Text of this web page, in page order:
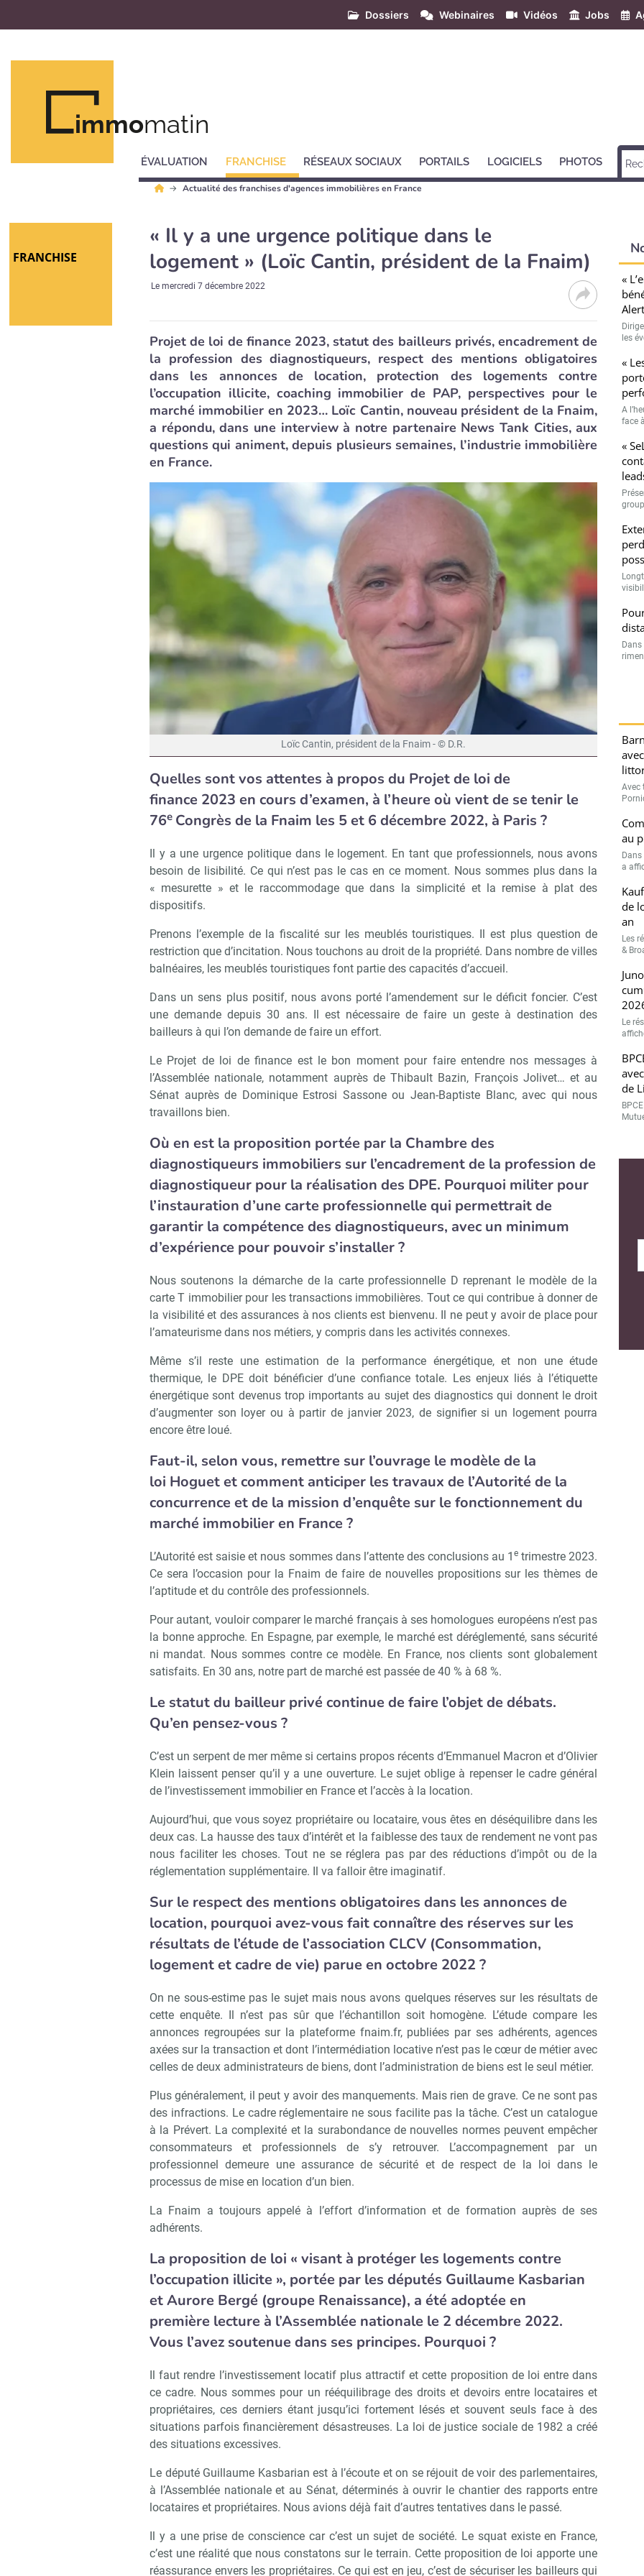
Dossiers Webinaires Vidéos Jobs
immomatin
ÉVALUATION FRANCHISE RÉSEAUX SOCIAUX PORTAILS LOGICIELS PHOTOS
Actualité des franchises d'agences immobilières en France
FRANCHISE
« Il y a une urgence politique dans le
logement » (Loïc Cantin, président de la Fnaim)
Lemercredi 7 décembre 2022
Projet de loi de finance 2023, statut des bailleurs privés, encadrement de
la profession des diagnostiqueurs, respect des mentions obligatoires
dans les annonces de location, protection des logements contre
l’occupation illicite, coaching immobilier de PAP, perspectives pour le
marché immobilier en 2023… Loïc Cantin, nouveau président de la Fnaim,
a répondu, dans une interview à notre partenaire News Tank Cities, aux
questions qui animent, depuis plusieurs semaines, l’industrie immobilière
en France.
Loïc Cantin, président de la Fnaim - © D.R.
Quelles sont vos attentes à propos du Projet de loi de
finance 2023 en cours d’examen, à l’heure où vient de se tenir le
76e Congrès de la Fnaim les 5 et 6 décembre 2022, à Paris ?
Il y a une urgence politique dans le logement. En tant que professionnels, nous avons
besoin de lisibilité. Ce qui n’est pas le cas en ce moment. Nous sommes plus dans la
« mesurette » et le raccommodage que dans la simplicité et la remise à plat des
dispositifs.
Prenons l’exemple de la fiscalité sur les meublés touristiques. Il est plus question de
restriction que d’incitation. Nous touchons au droit de la propriété. Dans nombre de villes
balnéaires, les meublés touristiques font partie des capacités d’accueil.
Dans un sens plus positif, nous avons porté l’amendement sur le déficit foncier. C’est
une demande depuis 30 ans. Il est nécessaire de faire un geste à destination des
bailleurs à qui l’on demande de faire un effort.
Le Projet de loi de finance est le bon moment pour faire entendre nos messages à
l’Assemblée nationale, notamment auprès de Thibault Bazin, François Jolivet… et au
Sénat auprès de Dominique Estrosi Sassone ou Jean-Baptiste Blanc, avec qui nous
travaillons bien.
Où en est la proposition portée par la Chambre des
diagnostiqueurs immobiliers sur l’encadrement de la profession de
diagnostiqueur pour la réalisation des DPE. Pourquoi militer pour
l’instauration d’une carte professionnelle qui permettrait de
garantir la compétence des diagnostiqueurs, avec un minimum
d’expérience pour pouvoir s’installer ?
Nous soutenons la démarche de la carte professionnelle D reprenant le modèle de la
carte T immobilier pour les transactions immobilières. Tout ce qui contribue à donner de
la visibilité et des assurances à nos clients est bienvenu. Il ne peut y avoir de place pour
l’amateurisme dans nos métiers, y compris dans les activités connexes.
Même s’il reste une estimation de la performance énergétique, et non une étude
thermique, le DPE doit bénéficier d’une confiance totale. Les enjeux liés à l’étiquette
énergétique sont devenus trop importants au sujet des diagnostics qui donnent le droit
d’augmenter son loyer ou à partir de janvier 2023, de signifier si un logement pourra
encore être loué.
Faut-il, selon vous, remettre sur l’ouvrage le modèle de la
loi Hoguet et comment anticiper les travaux de l’Autorité de la
concurrence et de la mission d’enquête sur le fonctionnement du
marché immobilier en France ?
L’Autorité est saisie et nous sommes dans l’attente des conclusions au 1e trimestre 2023.
Ce sera l’occasion pour la Fnaim de faire de nouvelles propositions sur les thèmes de
l’aptitude et du contrôle des professionnels.
Pour autant, vouloir comparer le marché français à ses homologues européens n’est pas
la bonne approche. En Espagne, par exemple, le marché est déréglementé, sans sécurité
ni mandat. Nous sommes contre ce modèle. En France, nos clients sont globalement
satisfaits. En 30 ans, notre part de marché est passée de 40 % à 68 %.
Le statut du bailleur privé continue de faire l’objet de débats.
Qu’en pensez-vous ?
C’est un serpent de mer même si certains propos récents d’Emmanuel Macron et d’Olivier
Klein laissent penser qu’il y a une ouverture. Le sujet oblige à repenser le cadre général
de l’investissement immobilier en France et l’accès à la location.
Aujourd’hui, que vous soyez propriétaire ou locataire, vous êtes en déséquilibre dans les
deux cas. La hausse des taux d’intérêt et la faiblesse des taux de rendement ne vont pas
nous faciliter les choses. Tout ne se réglera pas par des réductions d’impôt ou de la
réglementation supplémentaire. Il va falloir être imaginatif.
Sur le respect des mentions obligatoires dans les annonces de
location, pourquoi avez-vous fait connaître des réserves sur les
résultats de l’étude de l’association CLCV (Consommation,
logement et cadre de vie) parue en octobre 2022 ?
On ne sous-estime pas le sujet mais nous avons quelques réserves sur les résultats de
cette enquête. Il n’est pas sûr que l’échantillon soit homogène. L’étude compare les
annonces regroupées sur la plateforme fnaim.fr, publiées par ses adhérents, agences
axées sur la transaction et dont l’intermédiation locative n’est pas le cœur de métier avec
celles de deux administrateurs de biens, dont l’administration de biens est le seul métier.
Plus généralement, il peut y avoir des manquements. Mais rien de grave. Ce ne sont pas
des infractions. Le cadre réglementaire ne sous facilite pas la tâche. C’est un catalogue
à la Prévert. La complexité et la surabondance de nouvelles normes peuvent empêcher
consommateurs et professionnels de s’y retrouver. L’accompagnement par un
professionnel demeure une assurance de sécurité et de respect de la loi dans le
processus de mise en location d’un bien.
La Fnaim a toujours appelé à l’effort d’information et de formation auprès de ses
adhérents.
La proposition de loi « visant à protéger les logements contre
l’occupation illicite », portée par les députés Guillaume Kasbarian
et Aurore Bergé (groupe Renaissance), a été adoptée en
première lecture à l’Assemblée nationale le 2 décembre 2022.
Vous l’avez soutenue dans ses principes. Pourquoi ?
Il faut rendre l’investissement locatif plus attractif et cette proposition de loi entre dans
ce cadre. Nous sommes pour un rééquilibrage des droits et devoirs entre locataires et
propriétaires, ces derniers étant jusqu’ici fortement lésés et souvent seuls face à des
situations parfois financièrement désastreuses. La loi de justice sociale de 1982 a créé
des situations excessives.
Le député Guillaume Kasbarian est à l’écoute et on se réjouit de voir des parlementaires,
à l’Assemblée nationale et au Sénat, déterminés à ouvrir le chantier des rapports entre
locataires et propriétaires. Nous avions déjà fait d’autres tentatives dans le passé.
Il y a une prise de conscience car c’est un sujet de société. Le squat existe en France,
c’est une réalité que nous constatons sur le terrain. Cette proposition de loi apporte une
réassurance envers les propriétaires. Ce qui est en jeu, c’est de sécuriser les bailleurs qui
«
les
«
A
face
«
Avec
au
a
de
an
Les
&
Le
de
Recevoir Immo Matin Abonnez-vous à notre newsletter
Non merci, je reçois déjà ! Je déciderai plus tard